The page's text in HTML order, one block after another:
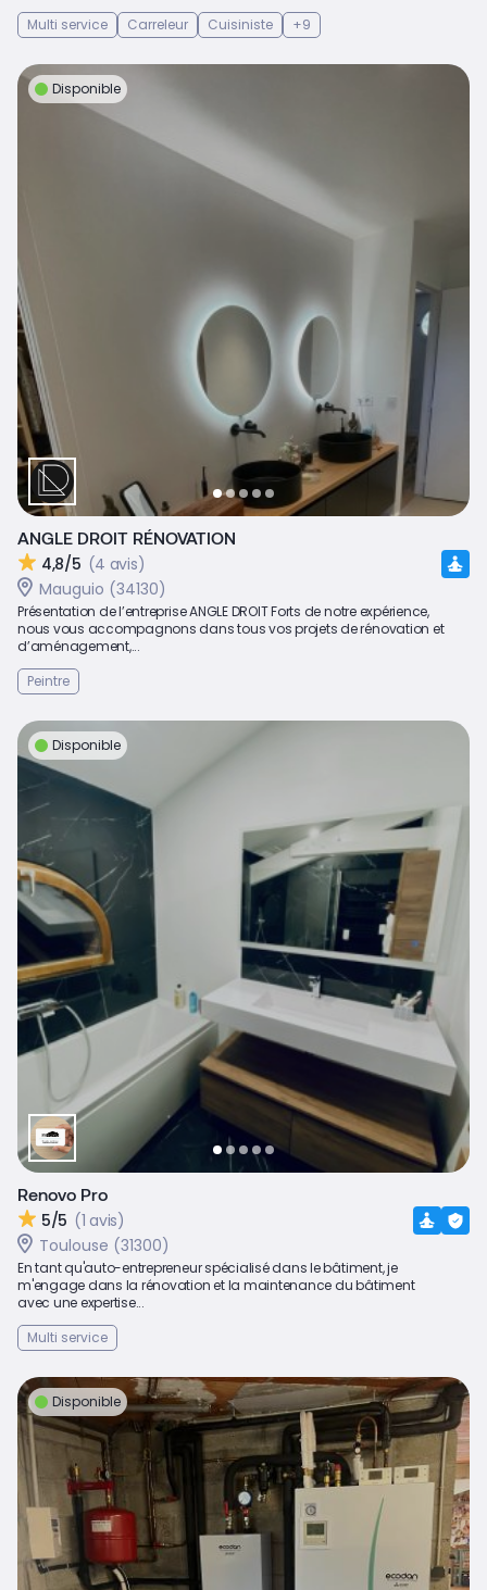
Multi service
Carreleur Cuisiniste +9
Disponible
ANGLE DROIT RÉNOVATION
4,8/5 (4 avis)
Mauguio (34130)
Présentation de l’entreprise ANGLE DROIT Forts de notre expérience,
nous vous accompagnons dans tous vos projets de rénovation et
d’aménagement,...
Peintre
Disponible
Renovo Pro
5/5 (1 avis)
Toulouse (31300)
En tant qu'auto-entrepreneur spécialisé dans le bâtiment, je
m'engage dans la rénovation et la maintenance du bâtiment
avec une expertise...
Multi service
Disponible